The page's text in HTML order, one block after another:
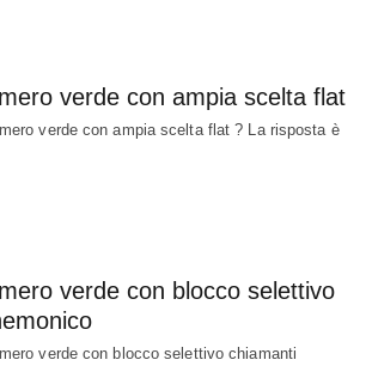
verde con ampia scelta flat
verde con ampia scelta flat ? La risposta è
verde con blocco selettivo
verde con blocco selettivo chiamanti